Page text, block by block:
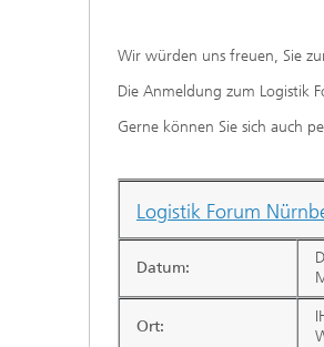
Wir würden uns freuen, Sie
Die Anmeldung zum Logistik
Gerne können Sie sich auch
Logistik Forum
Datum:
Ort: